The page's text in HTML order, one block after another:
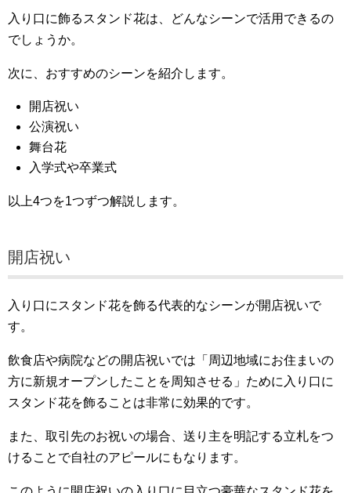
入り口に飾るスタンド花は、どんなシーンで活用できるの
でしょうか。
次に、おすすめのシーンを紹介します。
開店祝い
公演祝い
舞台花
入学式や卒業式
以上4つを1つずつ解説します。
開店祝い
入り口にスタンド花を飾る代表的なシーンが開店祝いで
す。
飲食店や病院などの開店祝いでは「周辺地域にお住まいの
方に新規オープンしたことを周知させる」ために入り口に
スタンド花を飾ることは非常に効果的です。
また、取引先のお祝いの場合、送り主を明記する立札をつ
けることで自社のアピールにもなります。